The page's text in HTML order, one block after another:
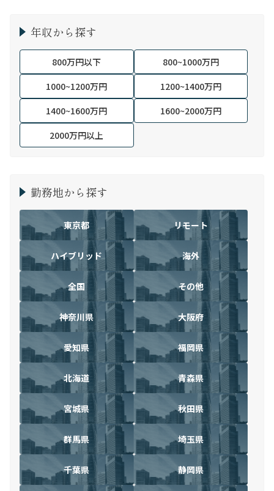
年収から探す
800万円以下
800~1000万円
1000~1200万円
1200~1400万円
1400~1600万円
1600~2000万円
2000万円以上
勤務地から探す
東京都 リモート
ハイブリッド 海外
全国 その他
神奈川県 大阪府
愛知県 福岡県
北海道 青森県
宮城県 秋田県
群馬県 埼玉県
千葉県 静岡県